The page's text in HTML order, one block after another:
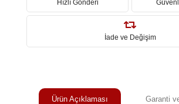
Hızlı Gönderi
İade ve Değişim
Ürün Açıklaması Garanti